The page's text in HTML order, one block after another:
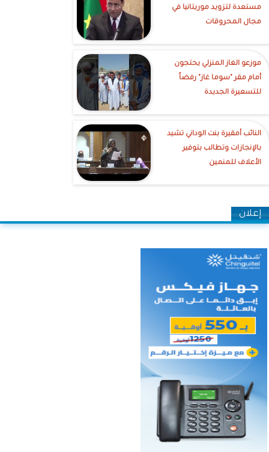
مستعدة لتزويد موريتانيا في
مجال المحروقات
موزعو الغاز المنزلي يحتجون
أمام مقر "سوما غاز" رفضاً
للتسعيرة الجديدة
النائب أمقيرة بنت الوداني تشيد
بالإنجازات وتطالب بتوفير
الأعلاف للمنمين
إعلان